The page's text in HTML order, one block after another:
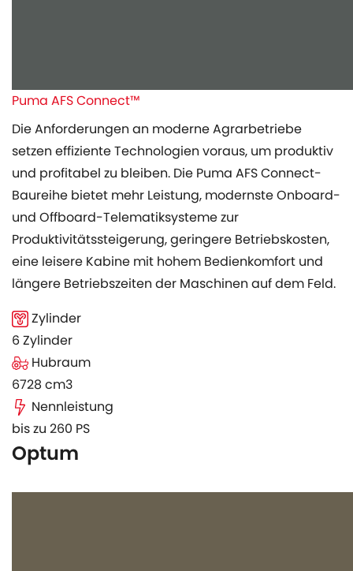
Puma AFS Connect™
Die Anforderungen an moderne Agrarbetriebe
setzen effiziente Technologien voraus, um produktiv
und profitabel zu bleiben. Die Puma AFS Connect-
Baureihe bietet mehr Leistung, modernste Onboard-
und Offboard-Telematiksysteme zur
Produktivitätssteigerung, geringere Betriebskosten,
eine leisere Kabine mit hohem Bedienkomfort und
längere Betriebszeiten der Maschinen auf dem Feld.
Zylinder
6 Zylinder
Hubraum
6728 cm3
Nennleistung
bis zu 260 PS
Optum